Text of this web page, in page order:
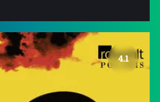
4.1